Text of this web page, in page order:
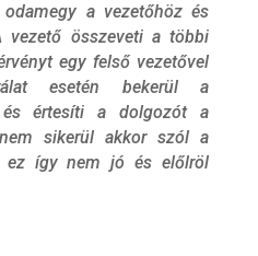
a vezetőhöz és
vezető összeveti a többi
egy felső vezetővel
esetén bekerül a
és értesíti a dolgozót a
sikerül akkor szól a
ez így nem jó és előlröl